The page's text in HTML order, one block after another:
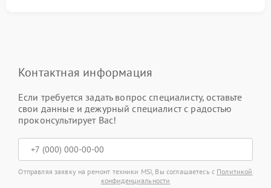
Контактная информация
Если требуется задать вопрос специалисту, оставьте
свои данные и дежурный специалист с радостью
проконсультирует Вас!
Отправляя заявку на ремонт техники MSI, Вы соглашаетесь с Политикой
конфиденциальности